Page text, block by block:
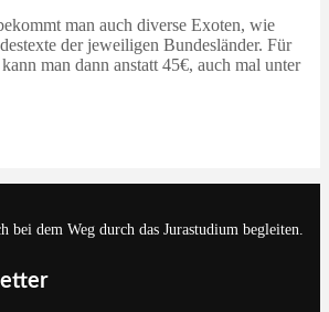
man auch diverse Exoten, wie
der jeweiligen Bundesländer. Für
man dann anstatt 45€, auch mal unter
bei dem Weg durch das Jurastudium begleiten.